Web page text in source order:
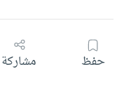
حفظ مشاركة